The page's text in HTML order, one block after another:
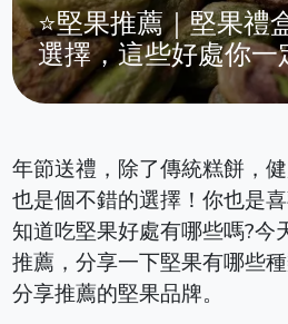
⭐堅果推薦｜堅果禮
選擇，這些好處你一
年節送禮，除了傳統糕餅，
也是個不錯的選擇！你也是
知道吃堅果好處有哪些嗎?今
推薦，分享一下堅果有哪些
分享推薦的堅果品牌。